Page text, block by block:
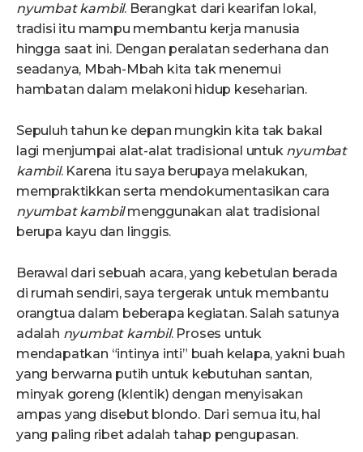
nyumbat kambil. Berangkat dari kearifan lokal,
tradisi itu mampu membantu kerja manusia
hingga saat ini. Dengan peralatan sederhana dan
seadanya, Mbah-Mbah kita tak menemui
hambatan dalam melakoni hidup keseharian.
Sepuluh tahun ke depan mungkin kita tak bakal
lagi menjumpai alat-alat tradisional untuk nyumbat
kambil. Karena itu saya berupaya melakukan,
mempraktikkan serta mendokumentasikan cara
nyumbat kambilmenggunakan alat tradisional
berupa kayu dan linggis.
Berawal dari sebuah acara, yang kebetulan berada
di rumah sendiri, saya tergerak untuk membantu
orangtua dalam beberapa kegiatan. Salah satunya
adalah nyumbat kambil. Proses untuk
mendapatkan “intinya inti” buah kelapa, yakni buah
yang berwarna putih untuk kebutuhan santan,
minyak goreng (klentik) dengan menyisakan
ampas yang disebut blondo. Dari semua itu, hal
yang paling ribet adalah tahap pengupasan.